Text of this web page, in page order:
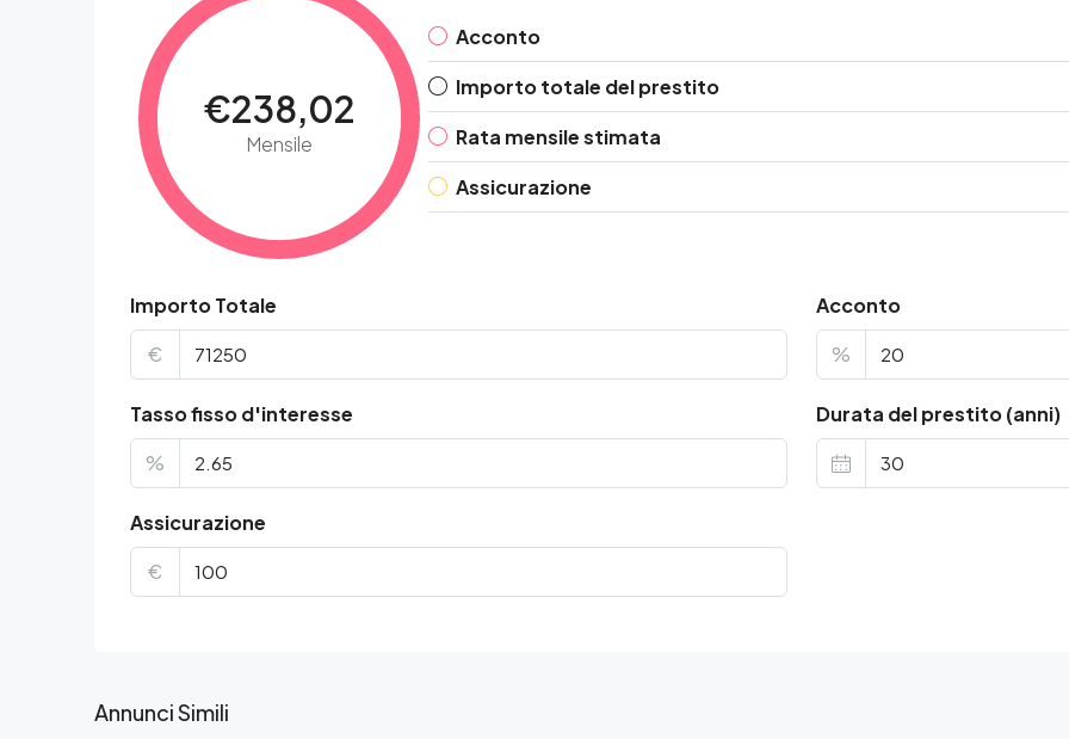
€238,02
Mensile
Acconto
Importo totale del prestito
Rata mensile stimata
Assicurazione
Importo Totale
€
Acconto
%
Tasso fisso d'interesse
%
Durata del prestito (anni)
Assicurazione
€
Annunci Simili